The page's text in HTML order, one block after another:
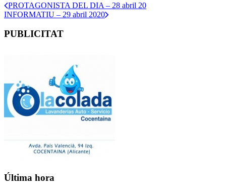
PROTAGONISTA DEL DIA – 28 abril 20
INFORMATIU – 29 abril 2020
PUBLICITAT
Última hora